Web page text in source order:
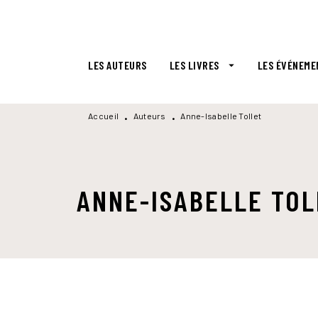
LES AUTEURS LES LIVRES arrow_drop_down LES
Accueil • Auteurs • Anne-Isabelle Tollet
ANNE-ISABELLE